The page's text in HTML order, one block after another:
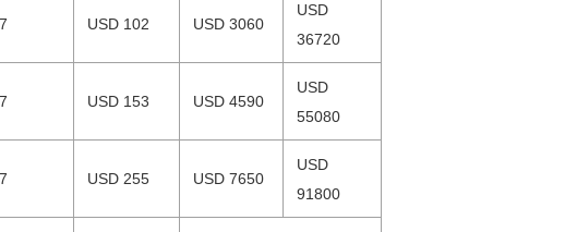
USD 102 USD 3060
USD
36720
USD 153 USD 4590
USD
55080
USD 255 USD 7650
USD
91800